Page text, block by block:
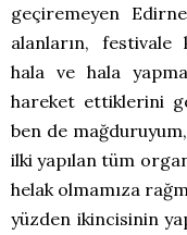
geçiremeyen
alanların, festivale
hala ve hala
hareket ettiklerini
ben de mağduruyum,
ilki yapılan tüm
helak olmamıza
yüzden ikincisinin